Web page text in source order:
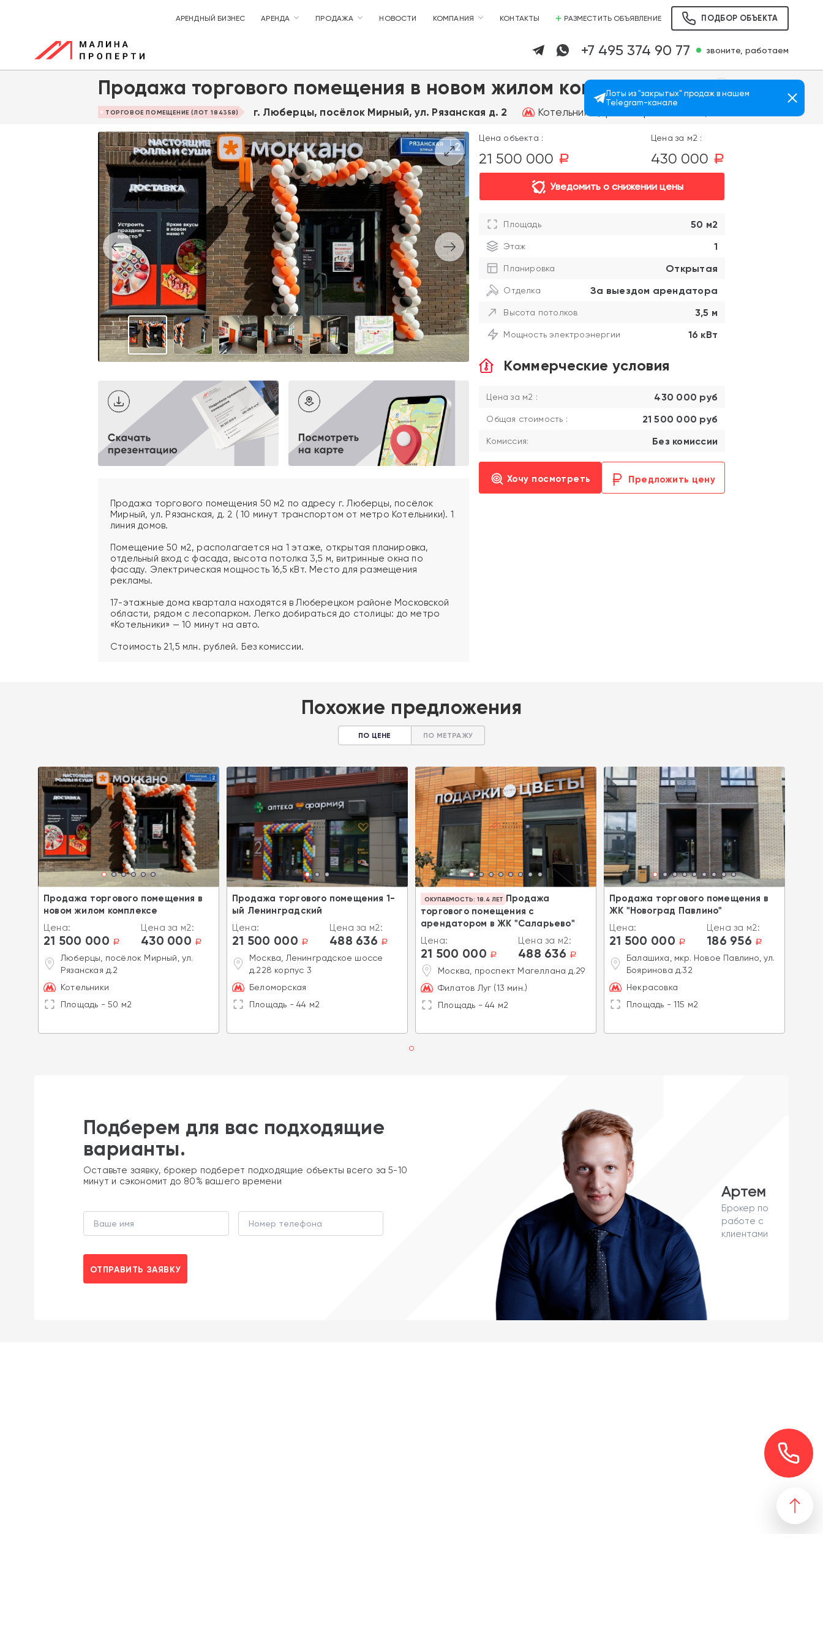
АРЕНДНЫЙ БИЗНЕС АРЕНДА ПРОДАЖА НОВОСТИ КОМПАНИЯ КОНТАКТЫ РАЗМЕСТИТЬ ОБЪЯВЛЕНИЕ ПОДБОР ОБЪЕКТА
+7 495 374 90 77 звоните, работаем
Продажа торгового помещения в новом жилом комплексе
ТОРГОВОЕ ПОМЕЩЕНИЕ (ЛОТ 184358) г. Люберцы, посёлок Мирный, ул. Рязанская д. 2 Котельники (транспортом 10 мин.)
Продажа торгового помещения 50 м2 по адресу г. Люберцы, посёлок
Мирный, ул. Рязанская, д. 2 ( 10 минут транспортом от метро Котельники). 1
линия домов.
Помещение 50 м2, располагается на 1 этаже, открытая планировка,
отдельный вход с фасада, высота потолка 3,5 м, витринные окна по
фасаду. Электрическая мощность 16,5 кВт. Место для размещения
рекламы.
17-этажные дома квартала находятся в Люберецком районе Московской
области, рядом с лесопарком. Легко добираться до столицы: до метро
«Котельники» — 10 минут на авто.
Стоимость 21,5 млн. рублей. Без комиссии.
Цена объекта :
21 500 000 a
Цена за м2 :
430 000 a
Уведомить о снижении цены
Площадь 50 м2
Этаж 1
Планировка Открытая
Отделка За выездом арендатора
Высота потолков 3,5 м
Мощность электроэнергии 16 кВт
Коммерческие условия
Цена за м2 : 430 000 руб
Общая стоимость : 21 500 000 руб
Комиссия: Без комиссии
Хочу посмотреть Предложить цену
Похожие предложения
ПО ЦЕНЕ ПО МЕТРАЖУ
Продажа торгового помещения в
новом жилом комплексе
Цена:
21 500 000 a
Цена за м2:
430 000 a
Люберцы, посёлок Мирный, ул.
Рязанская д.2
Котельники
Площадь - 50 м2
Продажа торгового помещения 1-
ый Ленинградский
Цена:
21 500 000 a
Цена за м2:
488 636 a
Москва, Ленинградское шоссе
д.228 корпус 3
Беломорская
Площадь - 44 м2
ОКУПАЕМОСТЬ: 18.4 ЛЕТ Продажа
торгового помещения с
арендатором в ЖК "Саларьево"
Цена:
21 500 000 a
Цена за м2:
488 636 a
Москва, проспект Магеллана д.29
Филатов Луг (13 мин.)
Площадь - 44 м2
Продажа торгового помещения в
ЖК "Новоград Павлино"
Цена:
21 500 000 a
Цена за м2:
186 956 a
Балашиха, мкр. Новое Павлино, ул.
Бояринова д.32
Некрасовка
Площадь - 115 м2
Подберем для вас подходящие
варианты.
Оставьте заявку, брокер подберет подходящие объекты всего за 5-10
минут и сэкономит до 80% вашего времени
ОТПРАВИТЬ ЗАЯВКУ
Артем
Брокер по
работе с
клиентами
Лоты из "закрытых" продаж в нашем
Telegram-канале